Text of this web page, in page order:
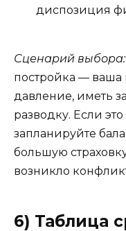
диспозиция
Сценарий выбора:
постройка — ваша
давление, иметь
разводку. Если
запланируйте
большую
возникло
6) Таблица